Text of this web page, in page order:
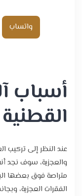
واتساب
أسباب
عند النظر إلى تركيب
والعجزية، سوف نجد
متراصة فوق بعضها
الفقرات العجزية،